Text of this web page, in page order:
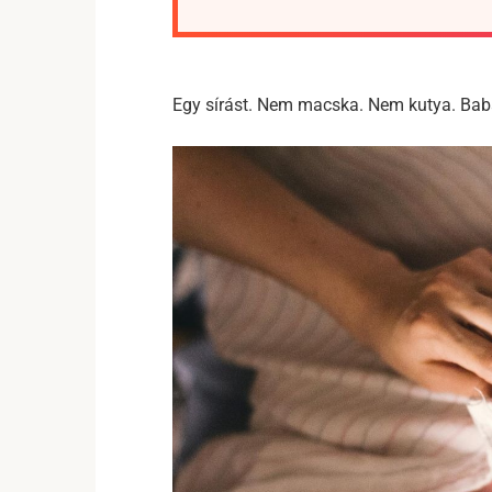
Egy sírást. Nem macska. Nem kutya.